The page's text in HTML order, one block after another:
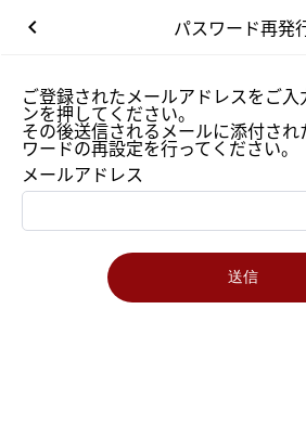
keyboard_arrow_left パスワード再発
ご登録されたメールアドレスをご
ンを押してください。
その後送信されるメールに添付さ
ワードの再設定を行ってください。
メールアドレス
送信